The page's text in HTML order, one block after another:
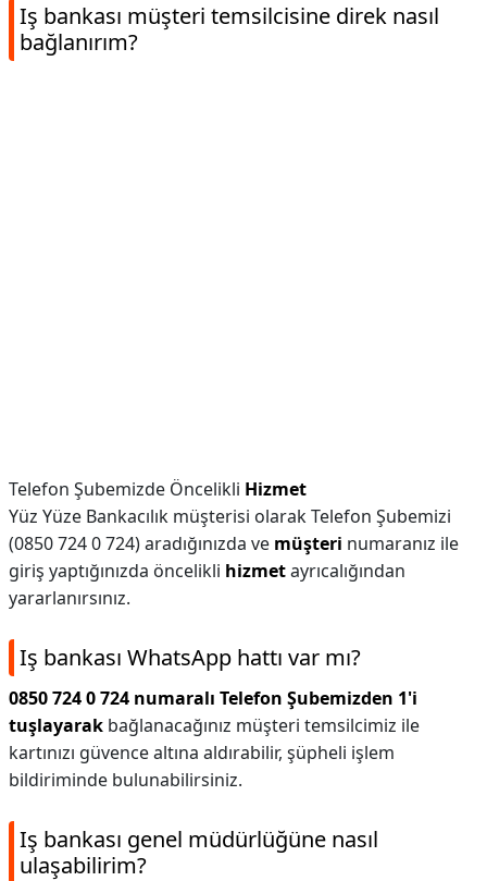
Iş bankası müşteri temsilcisine direk nasıl
bağlanırım?
Telefon Şubemizde Öncelikli Hizmet
Yüz Yüze Bankacılık müşterisi olarak Telefon Şubemizi
(0850 724 0 724) aradığınızda ve müşteri numaranız ile
giriş yaptığınızda öncelikli hizmetayrıcalığından
yararlanırsınız.
Iş bankası WhatsApp hattı var mı?
0850 724 0 724 numaralı Telefon Şubemizden 1'i
tuşlayarak bağlanacağınız müşteri temsilcimiz ile
kartınızı güvence altına aldırabilir, şüpheli işlem
bildiriminde bulunabilirsiniz.
Iş bankası genel müdürlüğüne nasıl
ulaşabilirim?